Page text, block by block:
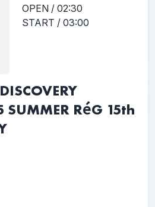
OPEN / 02:30
START / 03:00
SUMMER RéG 15th